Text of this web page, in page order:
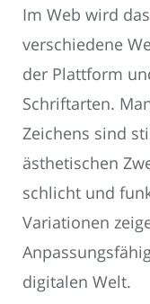
Im Web wird
verschiedene
der Plattform
Schriftarten.
Zeichens sind
ästhetischen
schlicht und
Variationen
digitalen Welt.